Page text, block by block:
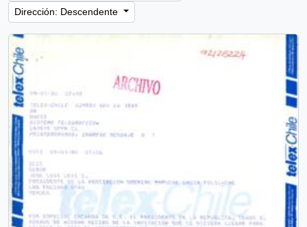
Dirección: Descendente